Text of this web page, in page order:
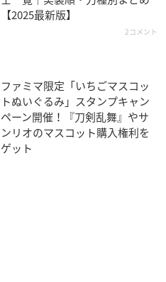
【2025最新版】
2コメント
ファミマ限定「いちごマスコッ
トぬいぐるみ」スタンプキャン
ペーン開催！『刀剣乱舞』やサ
ンリオのマスコット購入権利を
ゲット